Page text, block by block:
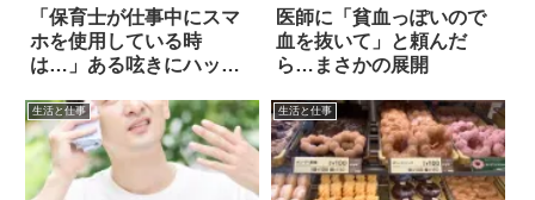
「保育士が仕事中にスマ
ホを使用している時
は…」ある呟きにハッと
医師に「貧血っぽいので
血を抜いて」と頼んだ
ら…まさかの展開
生活と仕事 生活と仕事